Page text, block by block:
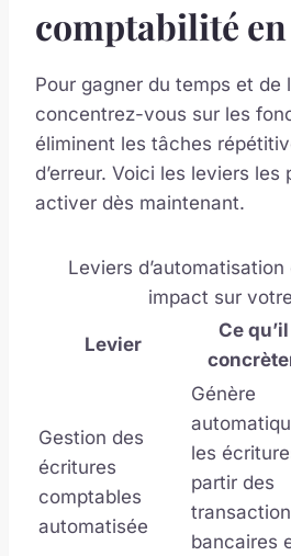
comptabilité
Pour gagner du temps et de
concentrez-vous sur les
éliminent les tâches
d’erreur. Voici les leviers les
activer dès maintenant.
Leviers
impact sur
Levier
Ce
Gestion des
écritures
comptables
automatisée
Génère
les
partir des
bancaires